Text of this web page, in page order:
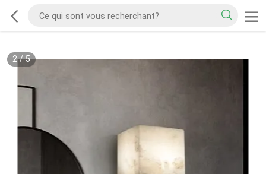
2/5